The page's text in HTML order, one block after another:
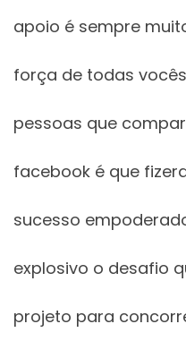
apoio é sempre
força de todas
pessoas que
facebook é que
sucesso
explosivo o desafio
projeto para